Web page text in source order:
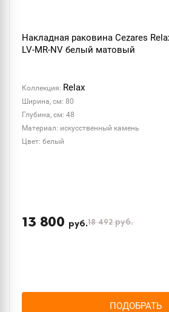
Накладная раковина Cezares
LV-MR-NV белый матовый
Коллекция: Relax
Ширина, см: 80
Глубина, см: 48
Материал: искусственный камень
Цвет: белый
13 800 руб.18 492руб.
ПОДОБРАТЬ